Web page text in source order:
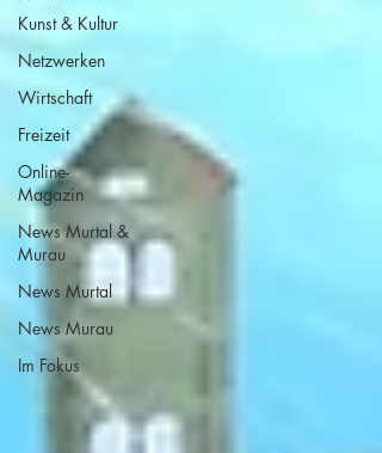
Kunst & Kultur
Netzwerken
Wirtschaft
Freizeit
Online-
Magazin
News Murtal &
Murau
News Murtal
News Murau
Im Fokus